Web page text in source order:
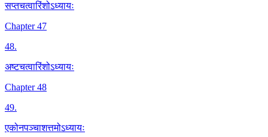
सप्तचत्वारिंशोऽध्यायः
Chapter 47
48.
अष्टचत्वारिंशोऽध्यायः
Chapter 48
49.
एकोनपञ्चाशत्तमोऽध्यायः